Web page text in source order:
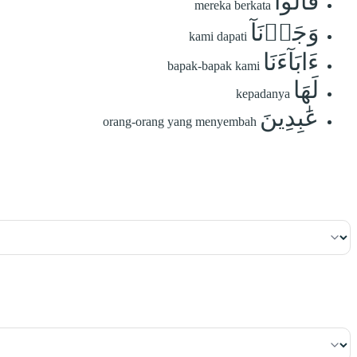
mereka berkata
وَجَدۡنَآ kami dapati
ءَابَآءَنَا bapak-bapak kami
لَهَا kepadanya
عَٰبِدِينَ orang-orang yang menyembah